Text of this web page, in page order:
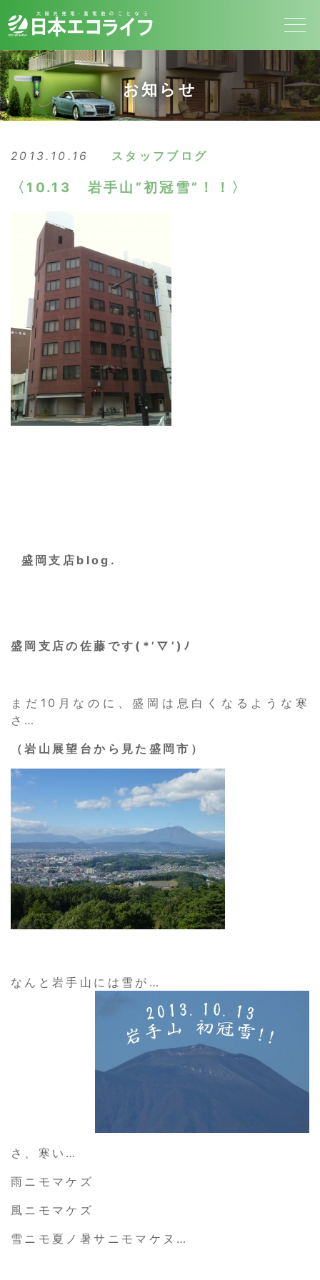
お知らせ
2013.10.16 スタッフブログ
〈10.13 岩手山”初冠雪”！！〉
盛岡支店blog.
盛岡支店の佐藤です(*’▽’)ﾉ
まだ10月なのに、盛岡は息白くなるような寒
さ…
（岩山展望台から見た盛岡市）
なんと岩手山には雪が…
さ、寒い…
雨ニモマケズ
風ニモマケズ
雪ニモ夏ノ暑サニモマケヌ…